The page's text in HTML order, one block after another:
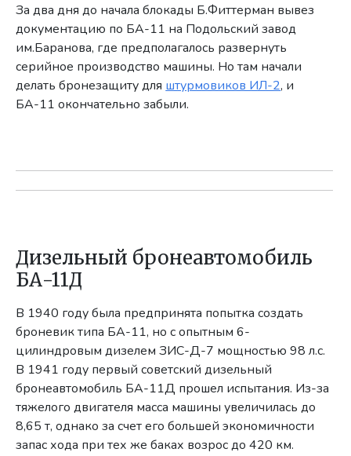
За два дня до начала блокады Б.Фиттерман вывез
документацию по БА-11 на Подольский завод
им.Баранова, где предполагалось развернуть
серийное производство машины. Но там начали
делать бронезащиту для штурмовиков ИЛ-2, и
БА-11 окончательно забыли.
Дизельный бронеавтомобиль
БА-11Д
В 1940 году была предпринята попытка создать
броневик типа БА-11, но с опытным 6-
цилиндровым дизелем ЗИС-Д-7 мощностью 98 л.с.
В 1941 году первый советский дизельный
бронеавтомобиль БА-11Д прошел испытания. Из-за
тяжелого двигателя масса машины увеличилась до
8,65 т, однако за счет его большей экономичности
запас хода при тех же баках возрос до 420 км.